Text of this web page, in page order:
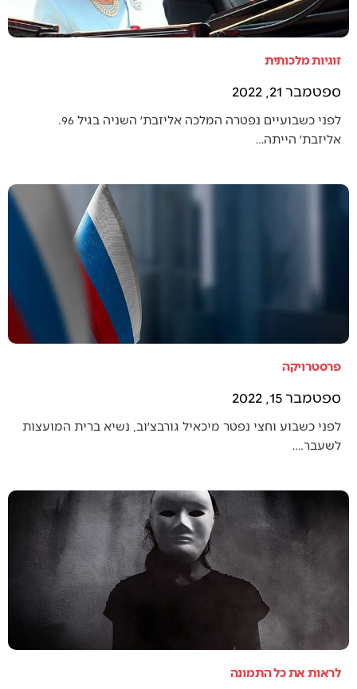
זוגיות מלכותית
ספטמבר 21, 2022
אליזבת׳ הייתה…
פרסטרויקה
ספטמבר 15, 2022
לפני כשבוע וחצי נפטר מיכאיל גורבצ׳וב, נשיא ברית המועצות
לשעבר.…
לראות את כל התמונה